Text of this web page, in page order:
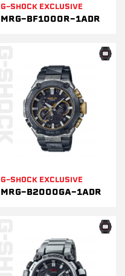
G-SHOCK EXCLUSIVE
MRG-BF1000R-1ADR
G-SHOCK EXCLUSIVE
MRG-B2000GA-1ADR